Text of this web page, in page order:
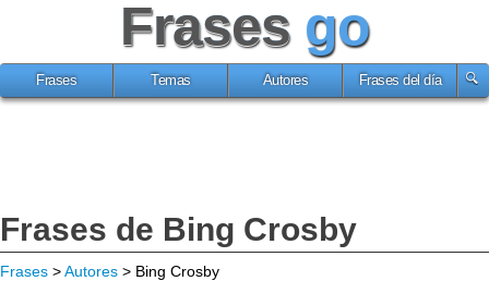
Frases go
Frases Temas Autores Frases del día
Frases de Bing Crosby
Frases >Autores > Bing Crosby